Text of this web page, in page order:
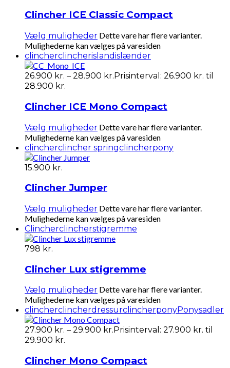
Clincher ICE Classic Compact
Vælg muligheder Dette vare har flere varianter.
Mulighederne kan vælges på varesiden
clincherclincherislandislænder
26.900 kr. – 28.900 kr. Prisinterval: 26.900 kr. til
28.900 kr.
Clincher ICE Mono Compact
Vælg muligheder Dette vare har flere varianter.
Mulighederne kan vælges på varesiden
clincherclincher springclincherpony
15.900 kr.
Clincher Jumper
Vælg muligheder Dette vare har flere varianter.
Mulighederne kan vælges på varesiden
Clincherclincherstigremme
798 kr.
Clincher Lux stigremme
Vælg muligheder Dette vare har flere varianter.
Mulighederne kan vælges på varesiden
clincherclincherdressurclincherponyPonysadler
27.900 kr. – 29.900 kr. Prisinterval: 27.900 kr. til
29.900 kr.
Clincher Mono Compact